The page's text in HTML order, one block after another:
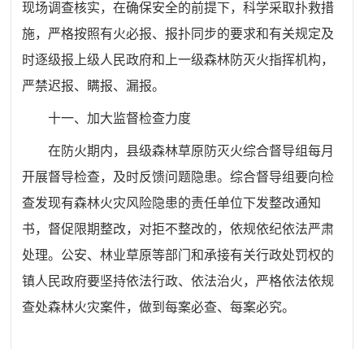
现场调查核实，在确保安全的前提下，科学采取扑救措
施， 严格按照有火必报、报扑同步的要求和有关规定及
时逐级报上级人民政府和上一级森林防灭火指挥机构，
严禁迟报、瞒报、漏报。
十一、加大监督检查力度
在防火期内， 县级森林草原防灭火综合督导组每月
开展督导检查， 及时反馈问题隐患。综合督导组要向检
查发现有森林火灾风险隐患的责任单位下发整改通知
书，督促限期整改，对拒不整改的，依规依纪依法严肃
处理。公安、林业草原等部门和承接有关行政处罚权的
镇人民政府要坚持依法行政、依法治火，严格依法依规
查处森林火灾案件，做到每案必查、每案必究。